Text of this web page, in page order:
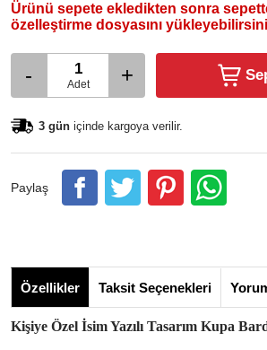
Ürünü sepete ekledikten sonra
özelleştirme dosyasını
- Adet +
3 gün içinde kargoya verilir.
Paylaş
Özellikler Taksit Seçenekleri
Kişiye Özel İsim Yazılı Tasarım Kupa